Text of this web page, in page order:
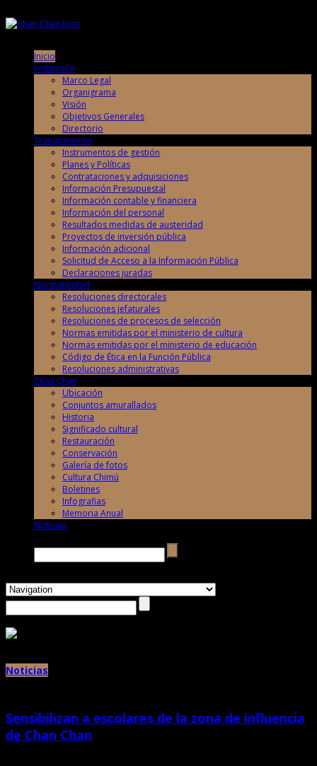
Inicio
Institución
Marco Legal
Organigrama
Visión
Objetivos Generales
Directorio
Transparencia
Instrumentos de gestión
Planes y Políticas
Contrataciones y adquisiciones
Información Presupuestal
Información contable y financiera
Información del personal
Resultados medidas de austeridad
Proyectos de inversión pública
Información adicional
Solicitud de Acceso a la Información Pública
Declaraciones juradas
Normatividad
Resoluciones directorales
Resoluciones jefaturales
Resoluciones de procesos de selección
Normas emitidas por el ministerio de cultura
Normas emitidas por el ministerio de educación
Código de Ética en la Función Pública
Resoluciones administrativas
Chan Chan
Ubicación
Conjuntos amurallados
Historia
Significado cultural
Restauración
Conservación
Galería de fotos
Cultura Chimú
Boletines
Infografias
Memoria Anual
Noticias
Noticias
Sensibilizan a escolares de la zona de influencia
de Chan Chan